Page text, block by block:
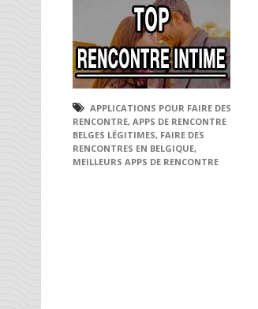
APPLICATIONS POUR FAIRE DES
RENCONTRE, APPS DE RENCONTRE
BELGES LÉGITIMES, FAIRE DES
RENCONTRES EN BELGIQUE,
MEILLEURS APPS DE RENCONTRE